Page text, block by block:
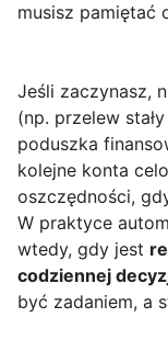
musisz pamiętać
Jeśli zaczynasz,
(np. przelew
poduszka
kolejne konta
oszczędności,
W praktyce
wtedy, gdy jest
codziennej
być zadaniem, a